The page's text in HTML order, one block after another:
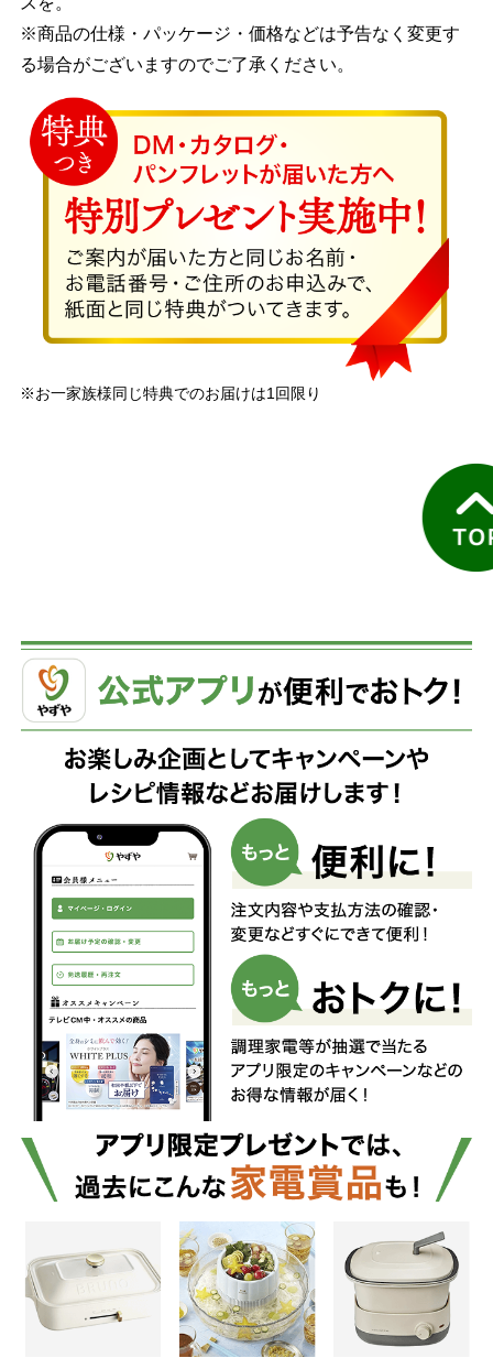
※商品の仕様・パッケージ・価格などは予告なく変更す
る場合がございますのでご了承ください。
※お一家族様同じ特典でのお届けは1回限り